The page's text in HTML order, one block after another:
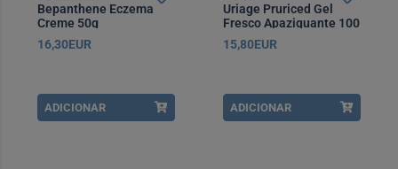
Bepanthene Eczema
Creme 50g
16,30EUR
ADICIONAR
Uriage Pruriced Gel
Fresco Apaziguante 100
ml
15,80EUR
ADICIONAR